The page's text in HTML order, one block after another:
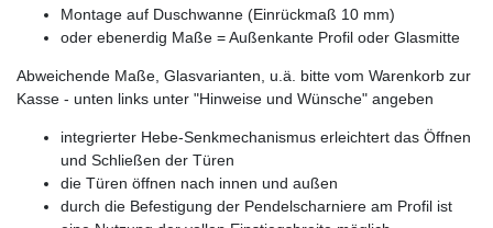
Montage auf Duschwanne (Einrückmaß 10 mm)
oder ebenerdig Maße = Außenkante Profil oder Glasmitte
Abweichende Maße, Glasvarianten, u.ä. bitte vom Warenkorb zur
Kasse - unten links unter "Hinweise und Wünsche" angeben
integrierter Hebe-Senkmechanismus erleichtert das Öffnen
und Schließen der Türen
die Türen öffnen nach innen und außen
durch die Befestigung der Pendelscharniere am Profil ist